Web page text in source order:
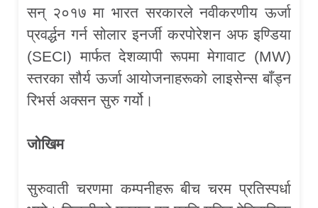
सन् २०१७ मा भारत सरकारले नवीकरणीय ऊर्जा
प्रवर्द्धन गर्न सोलार इनर्जी करपोरेशन अफ इण्डिया
(SECI) मार्फत देशव्यापी रूपमा मेगावाट (MW)
स्तरका सौर्य ऊर्जा आयोजनाहरूको लाइसेन्स बाँड्न
रिभर्स अक्सन सुरु गर्यो।
जोखिम
सुरुवाती चरणमा कम्पनीहरू बीच चरम प्रतिस्पर्धा